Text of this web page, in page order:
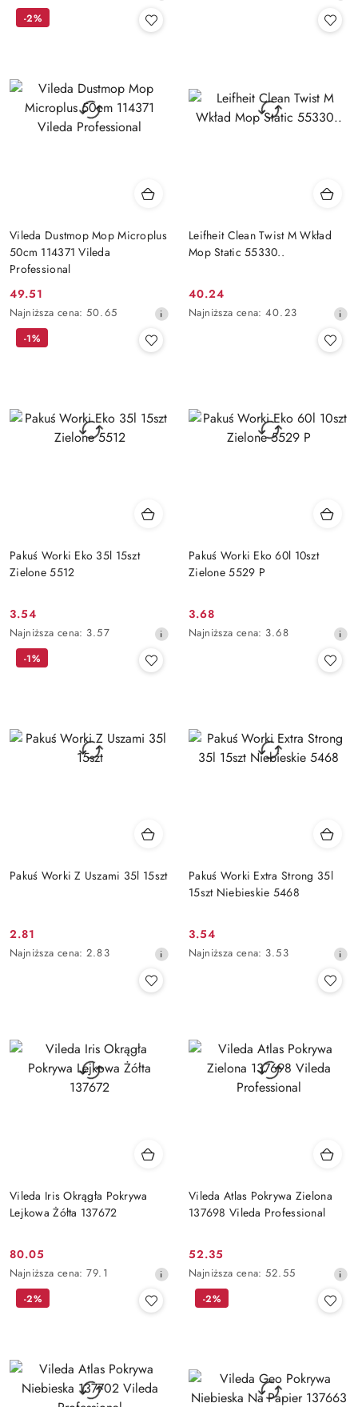
cena
obniżką
Vileda Dustmop Mop Microplus
50cm 114371 Vileda
Professional
Cena
promocyjna:
49.51
Najniższa
cena
Najniższa cena: 50.65
-2%
Leifheit Clean Twist M Wkład
Mop Static 55330..
Cena
promocyjna:
40.24
Najniższa
Najniższa cena: 40.23
Pakuś Worki Eko 35l 15szt
Zielone 5512
Cena
promocyjna:
3.54
Najniższa
cena
Najniższa cena: 3.57
-1%
Pakuś Worki Eko 60l 10szt
Zielone 5529 P
Cena
promocyjna:
3.68
Najniższa
Najniższa cena: 3.68
Pakuś Worki Z Uszami 35l 15szt
Cena
promocyjna:
2.81
Najniższa
obniżką
Najniższa cena: 2.83
-1%
Pakuś Worki Extra Strong 35l
15szt Niebieskie 5468
Cena
promocyjna:
3.54
Najniższa
obniżką
Najniższa cena: 3.53
Vileda Iris Okrągła Pokrywa
Lejkowa Żółta 137672
Cena
promocyjna:
80.05
Najniższa
cena
obniżką
Najniższa cena: 79.1
Vileda Atlas Pokrywa Zielona
137698 Vileda Professional
Cena
promocyjna:
52.35
Najniższa
cena
Najniższa cena: 52.55
-2% -2%